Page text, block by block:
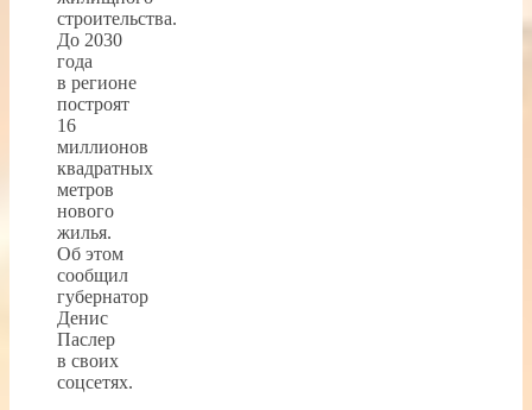
строительства.
До 2030
года
в регионе
построят
16
миллионов
квадратных
метров
нового
жилья.
Об этом
сообщил
губернатор
Денис
Паслер
в своих
соцсетях.